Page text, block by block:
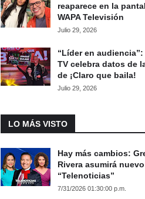
reaparece en la
WAPA Televisión
Julio 29, 2026
“Líder en audiencia”:
TV celebra datos de
de ¡Claro que baila!
Julio 29, 2026
LO MÁS VISTO
Hay más cambios:
Rivera asumirá
“Telenoticias”
7/31/2026 01:30:00 p.m.